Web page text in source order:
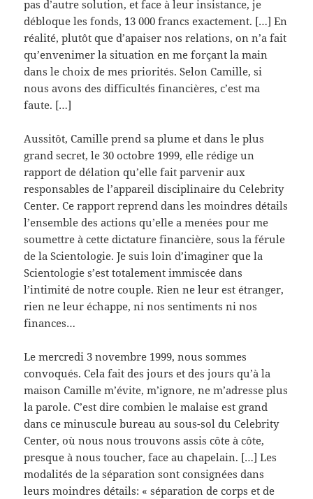
pas d’autre solution, et face à leur insistance, je
débloque les fonds, 13 000 francs exactement. […] En
réalité, plutôt que d’apaiser nos relations, on n’a fait
qu’envenimer la situation en me forçant la main
dans le choix de mes priorités. Selon Camille, si
nous avons des difficultés financières, c’est ma
faute. […]
Aussitôt, Camille prend sa plume et dans le plus
grand secret, le 30 octobre 1999, elle rédige un
rapport de délation qu’elle fait parvenir aux
responsables de l’appareil disciplinaire du Celebrity
Center. Ce rapport reprend dans les moindres détails
l’ensemble des actions qu’elle a menées pour me
soumettre à cette dictature financière, sous la férule
de la Scientologie. Je suis loin d’imaginer que la
Scientologie s’est totalement immiscée dans
l’intimité de notre couple. Rien ne leur est étranger,
rien ne leur échappe, ni nos sentiments ni nos
finances…
Le mercredi 3 novembre 1999, nous sommes
convoqués. Cela fait des jours et des jours qu’à la
maison Camille m’évite, m’ignore, ne m’adresse plus
la parole. C’est dire combien le malaise est grand
dans ce minuscule bureau au sous-sol du Celebrity
Center, où nous nous trouvons assis côte à côte,
presque à nous toucher, face au chapelain. […] Les
modalités de la séparation sont consignées dans
leurs moindres détails: « séparation de corps et de